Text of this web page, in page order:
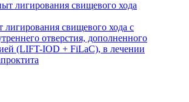
свищевого хода с
отверстия, дополненного
(LIFT-IOD + FiLaC), в лечении